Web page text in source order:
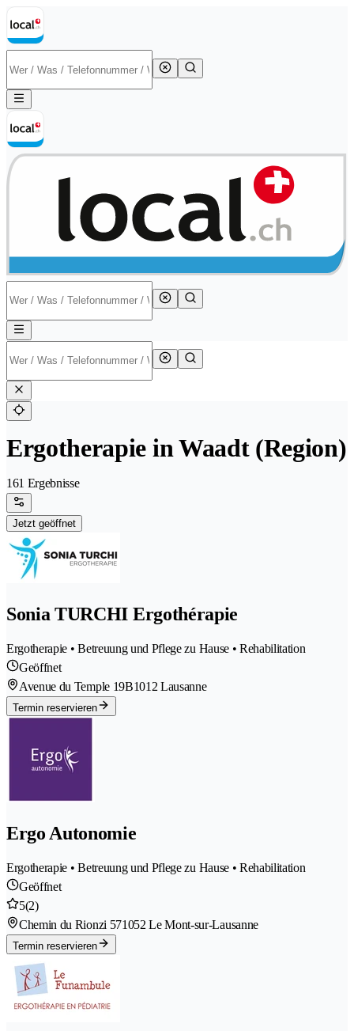
Ergotherapie in Waadt (Region)
161 Ergebnisse
Jetzt geöffnet
Sonia TURCHI Ergothérapie
Ergotherapie • Betreuung und Pflege zu Hause • Rehabilitation
Geöffnet
Avenue du Temple 19B1012 Lausanne
Termin reservieren
Ergo Autonomie
Ergotherapie • Betreuung und Pflege zu Hause • Rehabilitation
Geöffnet
5(2)
Chemin du Rionzi 571052 Le Mont-sur-Lausanne
Termin reservieren